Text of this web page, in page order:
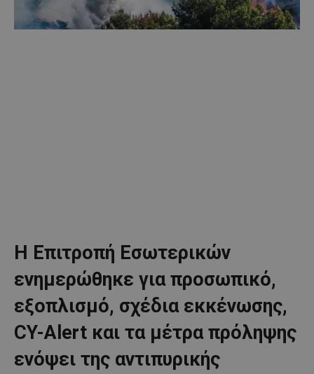
Η Επιτροπή Εσωτερικών
ενημερώθηκε για προσωπικό,
εξοπλισμό, σχέδια εκκένωσης,
CY-Alert και τα μέτρα πρόληψης
ενόψει της αντιπυρικής